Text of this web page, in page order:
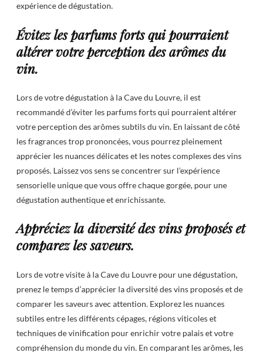
expérience de dégustation.
Évitez les parfums forts qui pourraient
altérer votre perception des arômes du
vin.
Lors de votre dégustation à la Cave du Louvre, il est
recommandé d’éviter les parfums forts qui pourraient altérer
votre perception des arômes subtils du vin. En laissant de côté
les fragrances trop prononcées, vous pourrez pleinement
apprécier les nuances délicates et les notes complexes des vins
proposés. Laissez vos sens se concentrer sur l’expérience
sensorielle unique que vous offre chaque gorgée, pour une
dégustation authentique et enrichissante.
Appréciez la diversité des vins proposés et
comparez les saveurs.
Lors de votre visite à la Cave du Louvre pour une dégustation,
prenez le temps d’apprécier la diversité des vins proposés et de
comparer les saveurs avec attention. Explorez les nuances
subtiles entre les différents cépages, régions viticoles et
techniques de vinification pour enrichir votre palais et votre
compréhension du monde du vin. En comparant les arômes, les